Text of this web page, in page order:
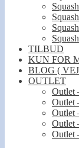
TILBUD
KUN FOR
BLOG (
OUTLET
Outlet
Outlet
Outlet
Outlet
Outlet